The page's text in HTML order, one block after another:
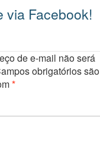
via Facebook!
de e-mail não será
obrigatórios são
*